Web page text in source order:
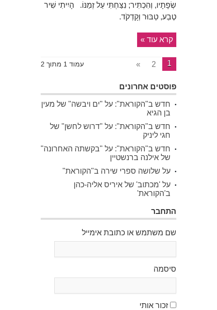
שְׂפָתָיו, וְהִכְתִּיר; נִצַּחְתִּי עַל זְמַנּוֹ. הָיִיתִי שִׁיר
טֶבַע, טַבּוּר וְקָדְקֹד.
קרא עוד »
עמוד 1 מתוך 2 1
2
»
פוסטים אחרונים
חדש ב"הקוראת": על "ים ויבשה" של מעין
בן הגיא
חדש ב"הקוראת": על "דרוש לחשן" של
חגי ליניק
חדש ב"הקוראת": על "בקשתה האחרונה"
של אילנה ברנשטיין
על שלושה ספרי שירה ב"הקוראת"
על 'מכתוב' של איריס אליה-כהן
ב'הקוראת'
התחבר
שם משתמש או כתובת אימייל
סיסמה
זכור אותי